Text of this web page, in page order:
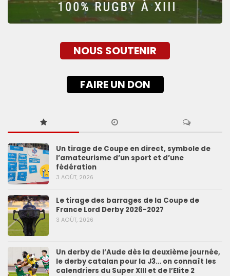
NOUS SOUTENIR
FAIRE UN DON
Un tirage de Coupe en direct, symbole de
l’amateurisme d’un sport et d’une
fédération
3 AOÛT, 2026
Le tirage des barrages de la Coupe de
France Lord Derby 2026-2027
3 AOÛT, 2026
Un derby de l’Aude dès la deuxième journée,
le derby catalan pour la J3… on connaît les
calendriers du Super XIII et de l’Elite 2